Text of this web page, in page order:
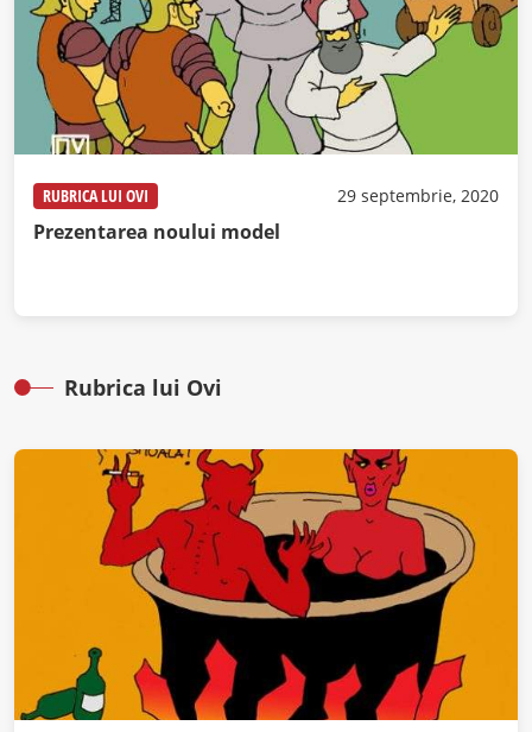
RUBRICA LUI OVI 29 septembrie, 2020
Prezentarea noului model
Rubrica lui Ovi